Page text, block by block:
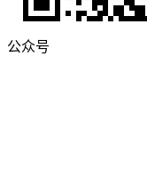
公众号